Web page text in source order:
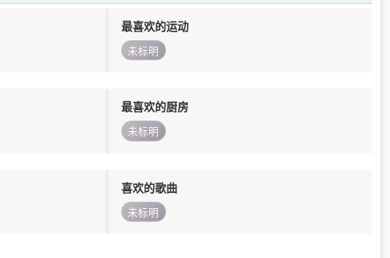
最喜欢的运动
未标明
最喜欢的厨房
未标明
喜欢的歌曲
未标明